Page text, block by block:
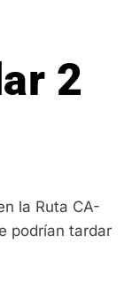
2
la Ruta CA-
podrían tardar